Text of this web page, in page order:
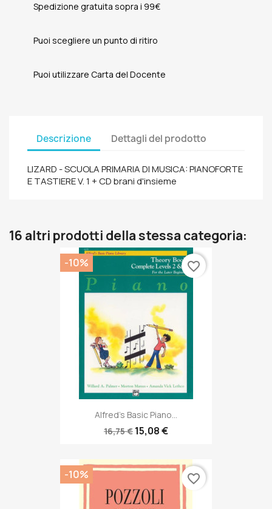
Spedizione gratuita sopra i 99€
Puoi scegliere un punto di ritiro
Puoi utilizzare Carta del Docente
Descrizione Dettagli del prodotto
LIZARD - SCUOLA PRIMARIA DI MUSICA: PIANOFORTE
E TASTIERE V. 1 + CD brani d'insieme
16 altri prodotti della stessa categoria:
Alfred's Basic Piano...
16,75 € 15,08 €
-10% favorite_border
-10% favorite_border